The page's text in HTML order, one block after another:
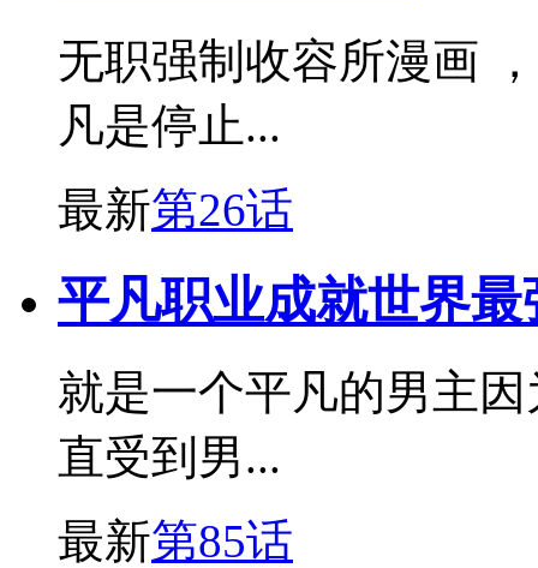
无职强制收容所漫画
凡是停止...
最新第26话
平凡职业成就世界最
就是一个平凡的男主
直受到男...
最新第85话